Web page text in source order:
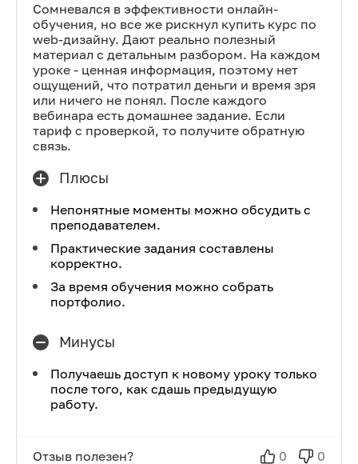
Сомневался в эффективности онлайн-
обучения, но все же рискнул купить курс по
web-дизайну. Дают реально полезный
материал с детальным разбором. На каждом
уроке - ценная информация, поэтому нет
ощущений, что потратил деньги и время зря
или ничего не понял. После каждого
вебинара есть домашнее задание. Если
тариф с проверкой, то получите обратную
связь.
Плюсы
Непонятные моменты можно обсудить с
преподавателем.
Практические задания составлены
корректно.
За время обучения можно собрать
портфолио.
Минусы
Получаешь доступ к новому уроку только
после того, как сдашь предыдущую
работу.
Отзыв полезен? 0 0